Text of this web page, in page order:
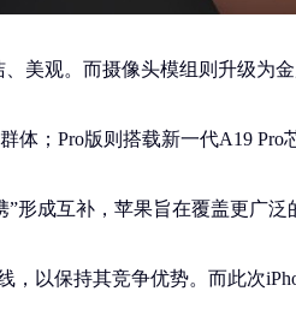
美观。而摄像头模组则升级为
体；Pro版则搭载新一代A19 Pro
”形成互补，苹果旨在覆盖更广
以保持其竞争优势。而此次